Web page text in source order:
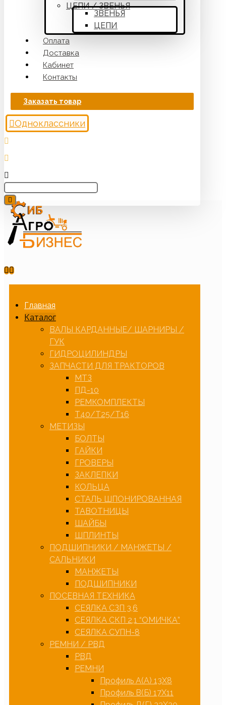
ЦЕПИ / ЗВЕНЬЯ
ЗВЕНЬЯ
ЦЕПИ
Оплата
Доставка
Кабинет
Контакты
Заказать товар
Одноклассники
Главная
Каталог
ВАЛЫ КАРДАННЫЕ/ ШАРНИРЫ /
ГУК
ГИДРОЦИЛИНДРЫ
ЗАПЧАСТИ ДЛЯ ТРАКТОРОВ
МТЗ
ПД-10
РЕМКОМПЛЕКТЫ
Т40/Т25/Т16
МЕТИЗЫ
БОЛТЫ
ГАЙКИ
ГРОВЕРЫ
ЗАКЛЕПКИ
КОЛЬЦА
СТАЛЬ ШПОНИРОВАННАЯ
ТАВОТНИЦЫ
ШАЙБЫ
ШПЛИНТЫ
ПОДШИПНИКИ / МАНЖЕТЫ /
САЛЬНИКИ
МАНЖЕТЫ
ПОДШИПНИКИ
ПОСЕВНАЯ ТЕХНИКА
СЕЯЛКА СЗП 3,6
СЕЯЛКА СКП 2,1 “ОМИЧКА”
СЕЯЛКА СУПН-8
РЕМНИ / РВД
РВД
РЕМНИ
Профиль А(А) 13Х8
Профиль В(Б) 17Х11